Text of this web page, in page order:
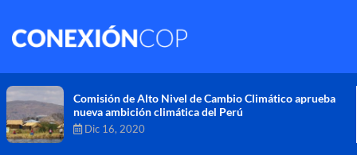
Comisión de Alto Nivel de Cambio Climático aprueba
nueva ambición climática del Perú
Dic 16, 2020